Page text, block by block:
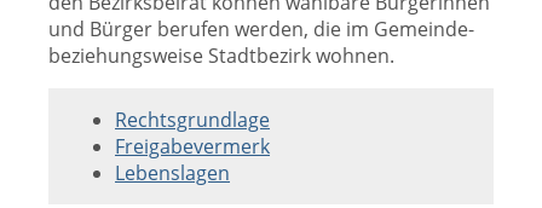
und Bürger berufen werden, die im Gemeinde-
beziehungsweise Stadtbezirk wohnen.
Rechtsgrundlage
Freigabevermerk
Lebenslagen